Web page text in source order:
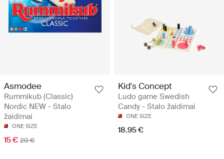
Asmodee
Rummikub (Classic)
Nordic NEW - Stalo
žaidimai
ONE SIZE
15 € 20 €
Kid's Concept
Ludo game Swedish
Candy - Stalo žaidimai
ONE SIZE
18.95 €